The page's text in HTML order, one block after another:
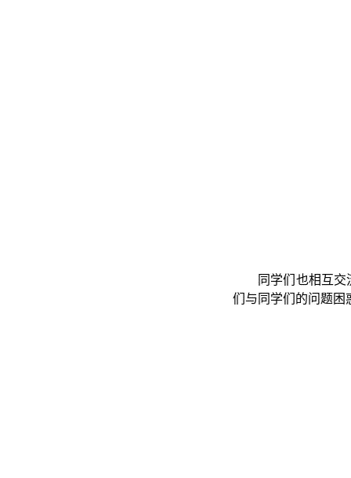
同学们也相互
们与同学们的问题困